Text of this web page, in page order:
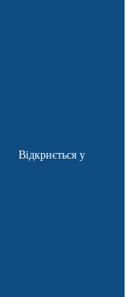
Відкриється у